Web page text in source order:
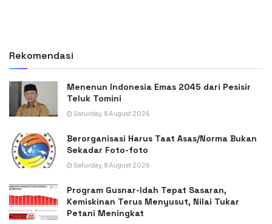
Rekomendasi
Menenun Indonesia Emas 2045 dari Pesisir
Teluk Tomini
Saturday, 8 August 2026
Berorganisasi Harus Taat Asas/Norma Bukan
Sekadar Foto-foto
Saturday, 8 August 2026
Program Gusnar-Idah Tepat Sasaran,
Kemiskinan Terus Menyusut, Nilai Tukar
Petani Meningkat